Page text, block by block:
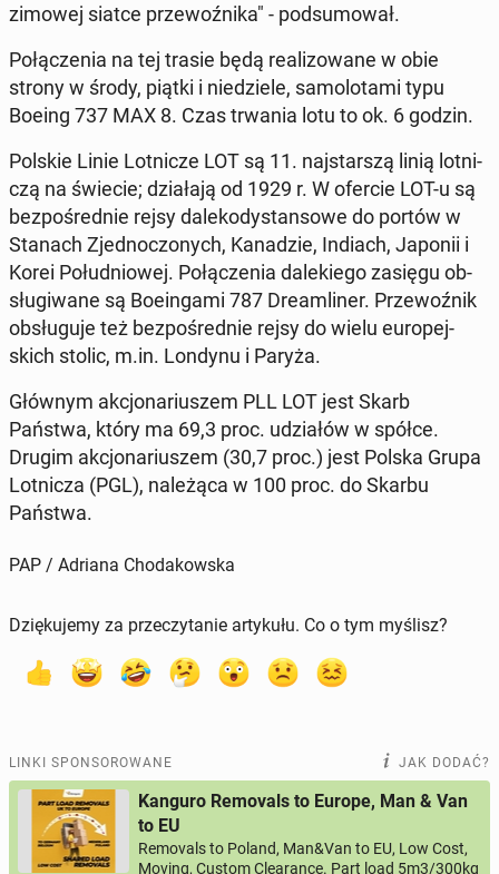
zimowej siatce prze­woź­ni­ka" - pod­su­mo­wał.
Po­łą­cze­nia na tej trasie będą re­ali­zo­wa­ne w obie
strony w środy, piątki i nie­dzie­le, sa­mo­lo­ta­mi typu
Boeing 737 MAX 8. Czas trwania lotu to ok. 6 godzin.
Polskie Linie Lot­ni­cze LOT są 11. naj­star­szą linią lot­ni­
czą na świecie; dzia­ła­ją od 1929 r. W ofercie LOT-u są
bez­po­śred­nie rejsy da­le­ko­dy­stan­so­we do portów w
Stanach Zjed­no­czo­nych, Ka­na­dzie, Indiach, Japonii i
Korei Po­łu­dnio­wej. Po­łą­cze­nia da­le­kie­go zasięgu ob­
słu­gi­wa­ne są Bo­ein­ga­mi 787 Dre­am­li­ner. Prze­woź­nik
ob­słu­gu­je też bez­po­śred­nie rejsy do wielu eu­ro­pej­
skich stolic, m.in. Londynu i Paryża.
Głównym ak­cjo­na­riu­szem PLL LOT jest Skarb
Państwa, który ma 69,3 proc. udzia­łów w spółce.
Drugim ak­cjo­na­riu­szem (30,7 proc.) jest Polska Grupa
Lot­ni­cza (PGL), na­le­żą­ca w 100 proc. do Skarbu
Państwa.
PAP / Adriana Chodakowska
Dziękujemy za przeczytanie artykułu. Co o tym myślisz?
LINKI SPONSOROWANE JAK DODAĆ?
Kanguro Removals to Europe, Man & Van
to EU
Removals to Poland, Man&Van to EU, Low Cost,
Moving, Custom Clearance. Part load 5m3/300kg